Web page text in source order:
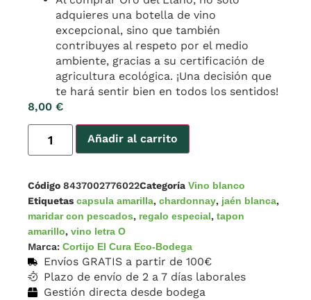
adquieres una botella de vino
excepcional, sino que también
contribuyes al respeto por el medio
ambiente, gracias a su certificación de
agricultura ecológica. ¡Una decisión que
te hará sentir bien en todos los sentidos!
8,00 €
Añadir al carrito
Código 8437002776022Categoría Vino blanco
Etiquetas capsula amarilla, chardonnay, jaén blanca,
maridar con pescados, regalo especial, tapon
amarillo, vino letra O
Marca: Cortijo El Cura Eco-Bodega
Envíos GRATIS a partir de 100€
Plazo de envío de 2 a 7 días laborales
Gestión directa desde bodega